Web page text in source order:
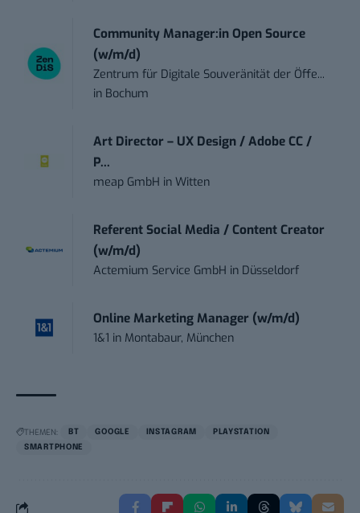
Community Manager:in Open Source
(w/m/d)
Zentrum für Digitale Souveränität der Öffe...
in Bochum
Art Director – UX Design / Adobe CC /
P...
meap GmbH inWitten
Referent Social Media / Content Creator
(w/m/d)
Actemium Service GmbH in Düsseldorf
Online Marketing Manager (w/m/d)
1&1 in Montabaur, München
THEMEN: BT GOOGLE INSTAGRAM
PLAYSTATION
SMARTPHONE